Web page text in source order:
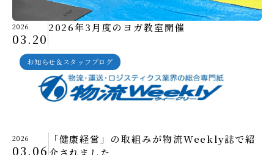
2026
03.20
2026年3月度のヨガ教室開催
お知らせ＆スタッフブログ
2026
03.06
「健康経営」の取組みが物流Weekly誌で紹
介されました